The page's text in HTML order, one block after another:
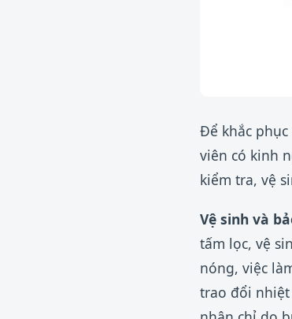
Để khắc
viên có kinh
kiểm tra, vệ
Vệ sinh và
tấm lọc, vệ
nóng, việc
trao đổi